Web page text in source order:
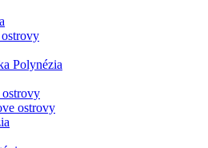
Polynézia
ostrovy